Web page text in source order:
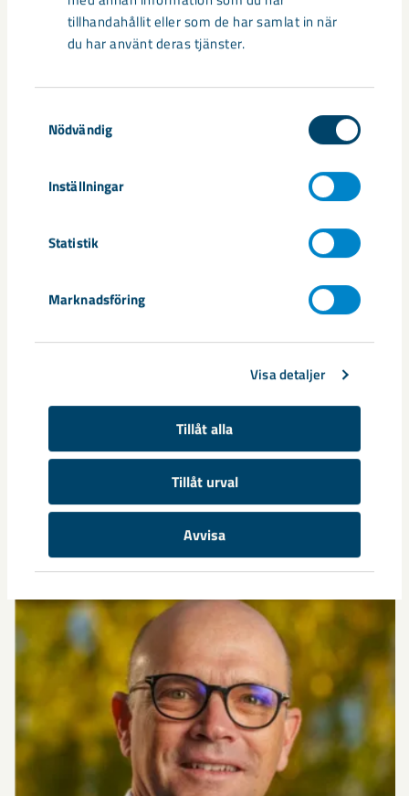
tillhandahållit eller som de har samlat in när
du har använt deras tjänster.
Nödvändig
Inställningar
Statistik
Marknadsföring
Visa detaljer
Tillåt alla
Tillåt urval
Avvisa
Jan Moström utses till ny vd för LKAB
Relaterat innehåll